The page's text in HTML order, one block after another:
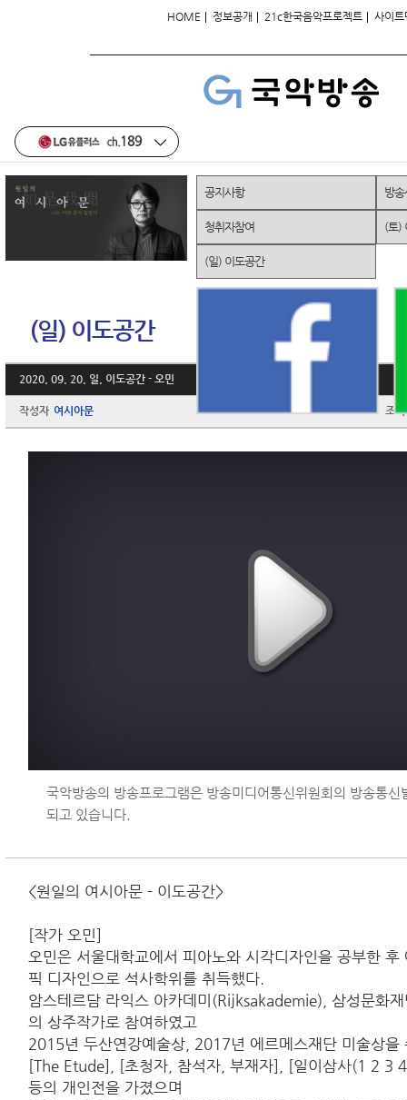
HOME | 정보공개 | 21c한국음악프로젝트 | 사이트
(일) 이도공간
2020. 09. 20. 일. 이도공간 - 오민
작성자 여시아문 조
국악방송의 방송프로그램은 방송미디어통신위원회의 방송통
되고 있습니다.
<원일의 여시아문 - 이도공간>
[작가 오민]
오민은 서울대학교에서 피아노와 시각디자인을 공부한 후
픽 디자인으로 석사학위를 취득했다.
암스테르담 라익스 아카데미(Rijksakademie), 삼성문화
의 상주작가로 참여하였고
2015년 두산연강예술상, 2017년 에르메스재단 미술상을
[The Etude], [초청자, 참석자, 부재자], [일이삼사(1 2 3
등의 개인전을 가졌으며
공지사항 방
청취자참여 (토)
(일) 이도공간